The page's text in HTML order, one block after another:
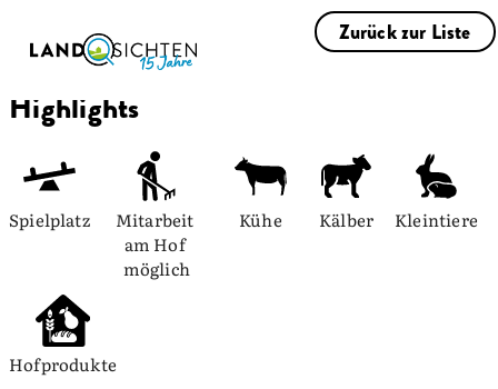
Zurück zur Liste
Highlights
Spielplatz
Mitarbeit
am Hof
möglich
Kühe Kälber Kleintiere
Hofprodukte